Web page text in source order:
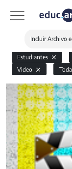
Incluir Archivo
Estudiantes
Video